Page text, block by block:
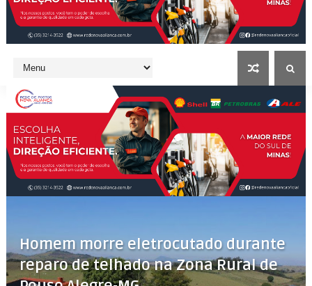
Homem morre eletrocutado durante
reparo de telhado na Zona Rural de